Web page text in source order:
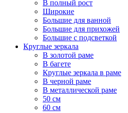
В полный рост
Широкие
Большие для ванной
Большие для прихожей
Большие с подсветкой
Круглые зеркала
В золотой раме
В багете
Круглые зеркала в раме
В черной раме
В металлической раме
50 см
60 см